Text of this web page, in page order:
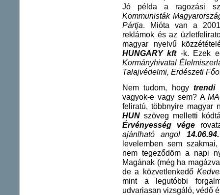
Jó példa a ragozási
Kommunisták
Pártja. Mióta van a
reklámok és az
magyar nyelvű
HUNGARY kft-k. Ezek
Kormányhivatal
Talajvédelmi, Erdészeti
Nem tudom, hogytrendi
vagyok-e vagy sem? A
feliratú, többnyire magyar
HUN szöveg melletti
Érvényesség vége
ajánlható angol 14.06.94.
levelemben sem
nem tegeződöm a napi
Magának (még ha
de a közvetlenkedő
mint a legutóbbi
udvariasan vizsgáló, védő